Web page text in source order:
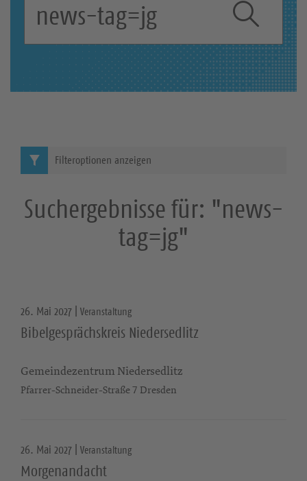
g
f
S
u
c
Suchergebnisse für: "news-
tag=jg"
26. Mai 2027 | Veranstaltung
Bibelgesprächskreis Niedersedlitz
Gemeindezentrum Niedersedlitz
Pfarrer-Schneider-Straße 7 Dresden
26. Mai 2027 | Veranstaltung
Morgenandacht
Filteroptionen anzeigen